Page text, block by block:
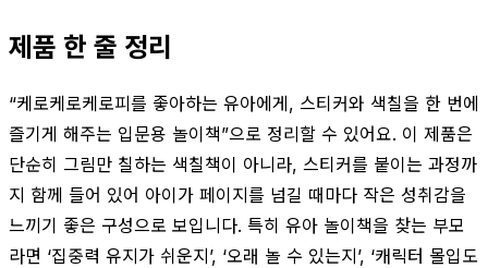
제품 한 줄 정리
“케로케로케로피를 좋아하는 유아에게, 스티커와 색칠을 한 번에
즐기게 해주는 입문용 놀이책”으로 정리할 수 있어요. 이 제품은
단순히 그림만 칠하는 색칠책이 아니라, 스티커를 붙이는 과정까
지 함께 들어 있어 아이가 페이지를 넘길 때마다 작은 성취감을
느끼기 좋은 구성으로 보입니다. 특히 유아 놀이책을 찾는 부모
라면 ‘집중력 유지가 쉬운지’, ‘오래 놀 수 있는지’, ‘캐릭터 몰입도